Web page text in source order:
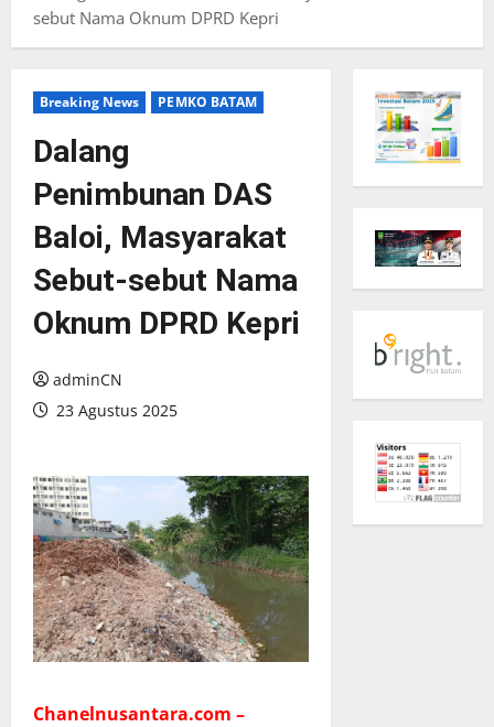
sebut Nama Oknum DPRD Kepri
Breaking News PEMKO BATAM
Dalang
Penimbunan DAS
Baloi, Masyarakat
Sebut-sebut Nama
Oknum DPRD Kepri
adminCN
23 Agustus 2025
Chanelnusantara.com –